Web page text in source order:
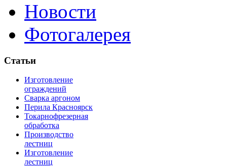
Новости
Фотогалерея
Статьи
Изготовление
ограждений
Сварка аргоном
Перила Красноярск
Токарнофрезерная
обработка
Производство
лестниц
Изготовление
лестниц